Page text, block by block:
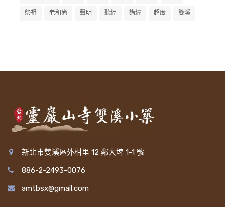
祭祖 老和尚 聲明 聽經 講經 超度 雙溪
新北市雙溪區外柑里 12 鄰大埤 1-1 號
886-2-2493-0076
amtbsx@gmail.com